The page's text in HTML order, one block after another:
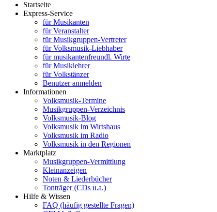
Startseite
Express-Service
für Musikanten
für Veranstalter
für Musikgruppen-Vertreter
für Volksmusik-Liebhaber
für musikantenfreundl. Wirte
für Musiklehrer
für Volkstänzer
Benutzer anmelden
Informationen
Volksmusik-Termine
Musikgruppen-Verzeichnis
Volksmusik-Blog
Volksmusik im Wirtshaus
Volksmusik im Radio
Volksmusik in den Regionen
Marktplatz
Musikgruppen-Vermittlung
Kleinanzeigen
Noten & Liederbücher
Tonträger (CDs u.a.)
Hilfe & Wissen
FAQ (häufig gestellte Fragen)